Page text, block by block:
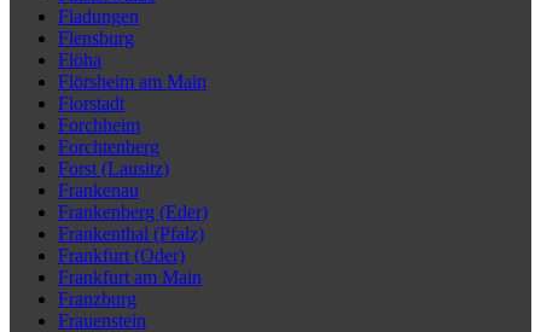
Fladungen
Flensburg
Flöha
Flörsheim am Main
Florstadt
Forchheim
Forchtenberg
Forst (Lausitz)
Frankenau
Frankenberg (Eder)
Frankenthal (Pfalz)
Frankfurt (Oder)
Frankfurt am Main
Franzburg
Frauenstein